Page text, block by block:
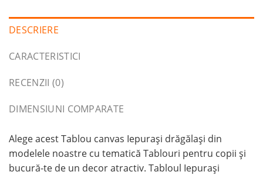
DESCRIERE
CARACTERISTICI
RECENZII (0)
DIMENSIUNI COMPARATE
Alege acest Tablou canvas Iepurași drăgălași din
modelele noastre cu tematică Tablouri pentru copii și
bucură-te de un decor atractiv. Tabloul Iepurași